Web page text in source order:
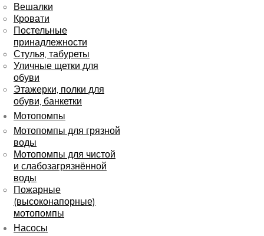
Вешалки
Кровати
Постельные
принадлежности
Стулья, табуреты
Уличные щетки для
обуви
Этажерки, полки для
обуви, банкетки
Мотопомпы
Мотопомпы для грязной
воды
Мотопомпы для чистой
и слабозагрязнённой
воды
Пожарные
(высоконапорные)
мотопомпы
Насосы